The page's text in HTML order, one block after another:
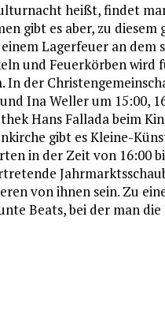
heißt, findet
gibt es aber, zu
Lagerfeuer an dem
und Feuerkörben wird
In der
Ina Weller um 15:00,
Hans Fallada beim
gibt es Kleine-
in der Zeit von 16:00
von ihnen sein. Zu
Beats, bei der man